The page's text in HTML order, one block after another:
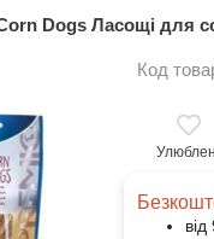
Dogs Ласощі для
Код